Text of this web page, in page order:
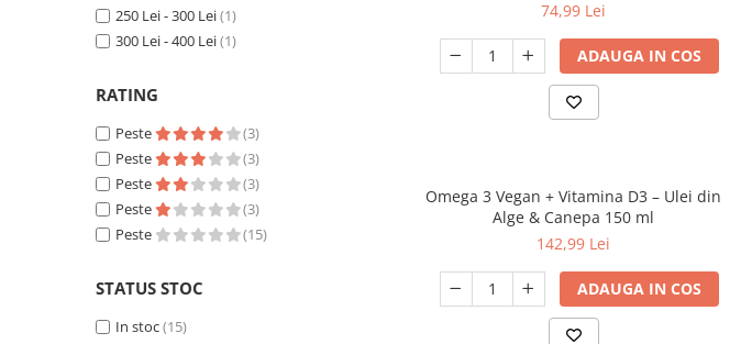
Tratament Par
Vitamine & Suplimente
250 Lei - 300 Lei(1)
300 Lei - 400 Lei(1)
RATING
Peste
(3)
Peste
(3)
Peste
(3)
Peste
(3)
Peste
(15)
STATUS STOC
In stoc(15)
Cardiovascular, cu TOCOBIOL® SF
74,99 Lei
ADAUGA IN COS
Omega 3 Vegan + Vitamina D3 – Ulei din
Alge & Canepa 150 ml
142,99 Lei
ADAUGA IN COS